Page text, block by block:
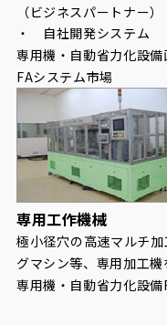
（ビジネスパートナー）
・ 自社開発システム
専用機・自動省力化設備
FAシステム市場
専用工作機械
極小径穴の高速マルチ
グマシン等、専用加工機
専用機・自動省力化設備